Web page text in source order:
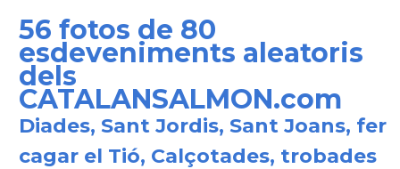
56 fotos de 80
esdeveniments aleatoris
dels
CATALANSALMON.com
Diades, Sant Jordis, Sant Joans, fer
cagar el Tió, Calçotades, trobades